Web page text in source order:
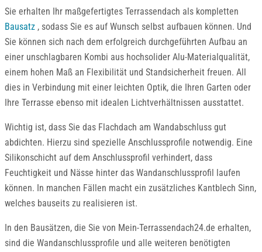
Sie erhalten Ihr maßgefertigtes Terrassendach als kompletten
Bausatz , sodass Sie es auf Wunsch selbst aufbauen können. Und
Sie können sich nach dem erfolgreich durchgeführten Aufbau an
einer unschlagbaren Kombi aus hochsolider Alu-Materialqualität,
einem hohen Maß an Flexibilität und Standsicherheit freuen. All
dies in Verbindung mit einer leichten Optik, die Ihren Garten oder
Ihre Terrasse ebenso mit idealen Lichtverhältnissen ausstattet.
Wichtig ist, dass Sie das Flachdach am Wandabschluss gut
abdichten. Hierzu sind spezielle Anschlussprofile notwendig. Eine
Silikonschicht auf dem Anschlussprofil verhindert, dass
Feuchtigkeit und Nässe hinter das Wandanschlussprofil laufen
können. In manchen Fällen macht ein zusätzliches Kantblech Sinn,
welches bauseits zu realisieren ist.
In den Bausätzen, die Sie von Mein-Terrassendach24.de erhalten,
sind die Wandanschlussprofile und alle weiteren benötigten